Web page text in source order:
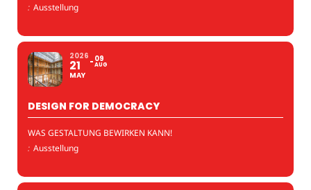
: Ausstellung
2026
21
MAY
09
AUG
DESIGN FOR DEMOCRACY
WAS GESTALTUNG BEWIRKEN KANN!
: Ausstellung